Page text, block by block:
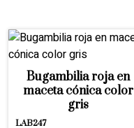
Bugambilia roja en
maceta cónica color
gris
LAB247